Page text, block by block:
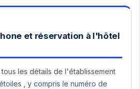
et réservation à l'hôtel
les détails de l'établissement
, y compris le numéro de